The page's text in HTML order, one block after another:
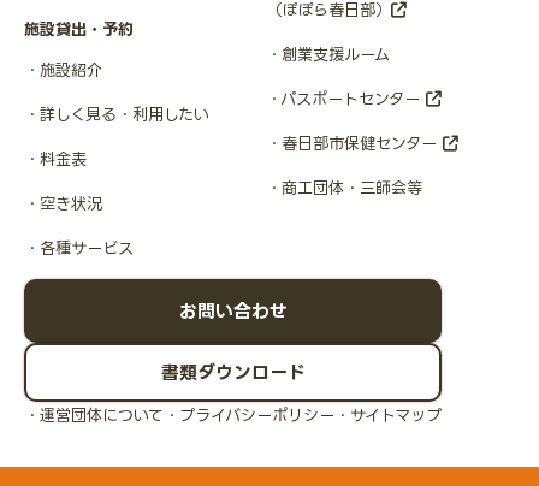
施設貸出・予約
施設紹介
詳しく見る・利用したい
料金表
空き状況
各種サービス
（ぽぽら春日部）
創業支援ルーム
パスポートセンター
春日部市保健センター
商工団体・三師会等
お問い合わせ
書類ダウンロード
運営団体について プライバシーポリシー サイトマップ